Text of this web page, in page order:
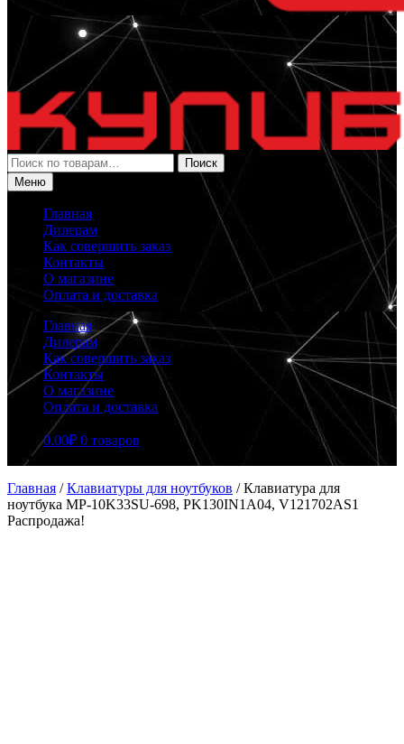
Искать:
Поиск
Меню
Главная
Дилерам
Как совершить заказ
Контакты
О магазине
Оплата и доставка
Главная
Дилерам
Как совершить заказ
Контакты
О магазине
Оплата и доставка
0.00₽ 0 товаров
Главная /Клавиатуры для ноутбуков /Клавиатура для
ноутбука MP-10K33SU-698, PK130IN1A04, V121702AS1
Распродажа!